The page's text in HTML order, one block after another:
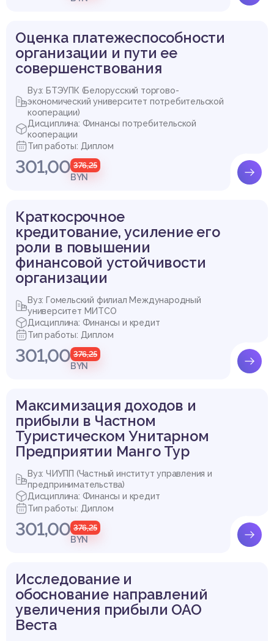
Оценка платежеспособности
организации и пути ее
совершенствования
Вуз: БТЭУПК (Белорусский торгово-
экономический университет потребительской
кооперации)
Дисциплина: Финансы потребительской
кооперации
Тип работы: Диплом
301,00 376,25
BYN
Краткосрочное
кредитование, усиление его
роли в повышении
финансовой устойчивости
организации
Вуз: Гомельский филиал Международный
университет МИТСО
Дисциплина: Финансы и кредит
Тип работы: Диплом
301,00 376,25
BYN
Максимизация доходов и
прибыли в Частном
Туристическом Унитарном
Предприятии Манго Тур
Вуз: ЧИУПП (Частный институт управления и
предпринимательства)
Дисциплина: Финансы и кредит
Тип работы: Диплом
301,00 376,25
BYN
Исследование и
обоснование направлений
увеличения прибыли ОАО
Веста